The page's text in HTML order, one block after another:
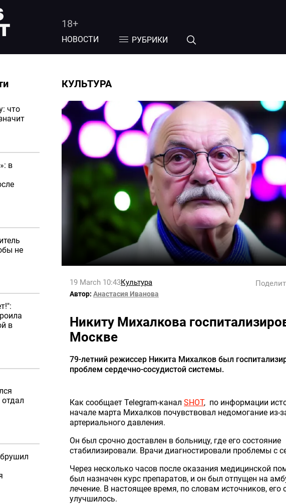
18+
НОВОСТИ РУБРИКИ
что
в
не
в
КУЛЬТУРА
19 March 10:43Культура
Автор: Анастасия Иванова
Никиту Михалкова
Москве
79-летний режиссер Никита Михалков был
проблем сердечно-сосудистой системы.
Как сообщает Telegram-канал SHOT, по информации
начале марта Михалков почувствовал недомогание из-
артериального давления.
Он был срочно доставлен в больницу, где его состояние
стабилизировали. Врачи диагностировали проблемы с
Через несколько часов после оказания медицинской
был назначен курс препаратов, и он был отпущен на
лечение. В настоящее время, по словам источников, его
улучшилось.